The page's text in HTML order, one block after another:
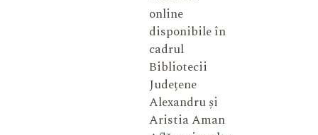
online
disponibile în
cadrul
Bibliotecii
Județene
Alexandru și
Aristia Aman